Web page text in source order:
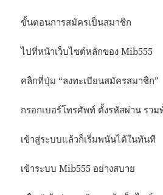
ขั้นตอนการสมัครเป็นสมาชิก
ไปที่หน้าเว็บไซต์หลักของ Mib555
คลิกที่ปุ่ม “ลงทะเบียนสมัครสมาชิก”
กรอกเบอร์โทรศัพท์ ตั้งรหัสผ่าน รวม
เข้าสู่ระบบแล้วก็เริ่มพนันได้ในทันที
เข้าระบบ Mib555 อย่างสบาย